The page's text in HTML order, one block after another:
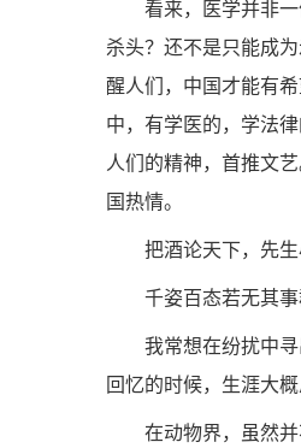
看来，医学并非
杀头？还不是只能成
醒人们，中国才能有
中，有学医的，学法
人们的精神，首推文
国热情。
把酒论天下，先
千姿百态若无其
我常想在纷扰中
回忆的时候，生涯大
在动物界，虽然